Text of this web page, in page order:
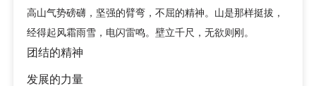
高山气势磅礴，坚强的臂弯，不屈的精神。山是那样挺拔，
经得起风霜雨雪，电闪雷鸣。壁立千尺，无欲则刚。
团结的精神
发展的力量